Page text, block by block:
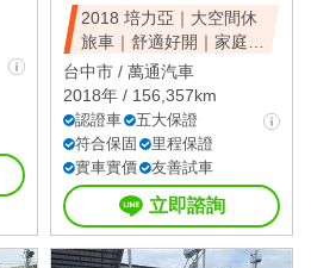
2018 培力亞｜大空間休
旅車｜舒適好開｜家庭首
選｜可全額貸
台中市 / 萬通汽車
2018年 / 156,357km
認證車
五大保證
符合保固
里程保證
實車實價
友善試車
立即諮詢